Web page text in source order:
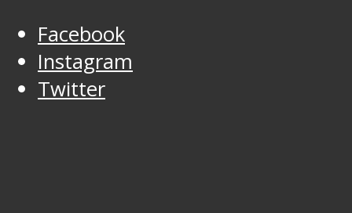
Facebook
Instagram
Twitter